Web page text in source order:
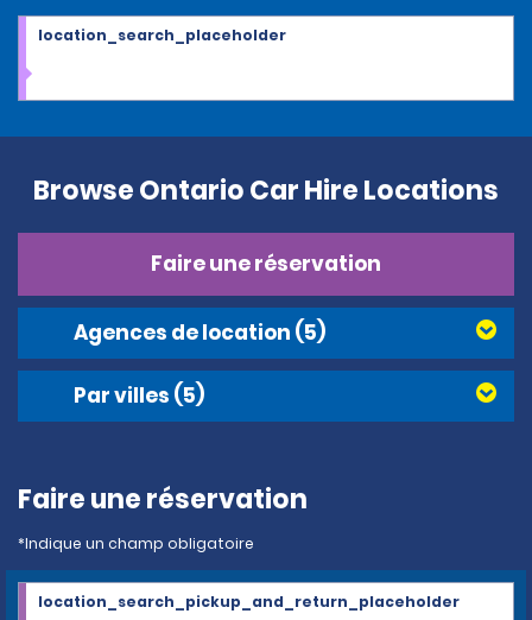
location_search_placeholder
Browse Ontario Car Hire Locations
Faire une réservation
Agences de location (5)
Par villes (5)
Faire une réservation
*Indique un champ obligatoire
location_search_pickup_and_return_placeholder